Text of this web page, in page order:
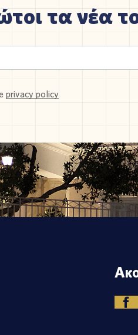
τα νέα
privacy policy